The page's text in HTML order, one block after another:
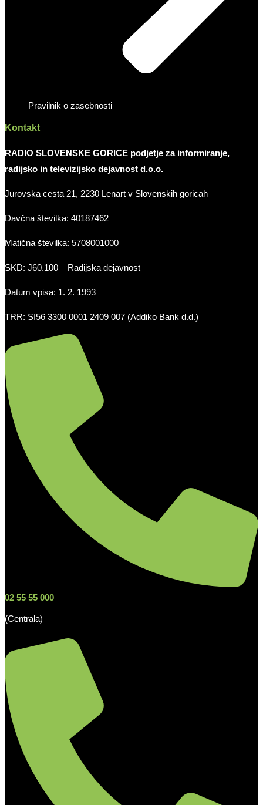
Pravilnik o zasebnosti
Kontakt
RADIO SLOVENSKE GORICE podjetje za informiranje,
radijsko in televizijsko dejavnost d.o.o.
Jurovska cesta 21, 2230 Lenart v Slovenskih goricah
Davčna številka: 40187462
Matična številka: 5708001000
SKD: J60.100 – Radijska dejavnost
Datum vpisa: 1. 2. 1993
TRR: SI56 3300 0001 2409 007 (Addiko Bank d.d.)
02 55 55 000
(Centrala)